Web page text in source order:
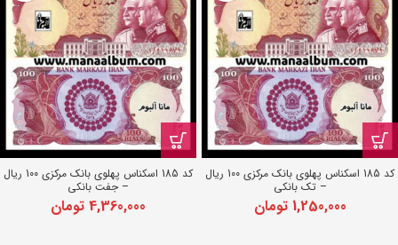
کد 185 اسکناس پهلوی بانک مرکزی 100 ریال
– تک بانکی
1,250,000 تومان
کد 185 اسکناس پهلوی بانک مرکزی 100 ریال
– جفت بانکی
4,360,000 تومان